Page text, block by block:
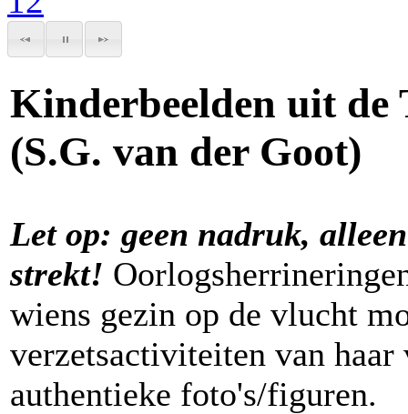
Kinderbeelden uit de
(S.G. van der Goot)
Let op: geen nadruk,
strekt!
wiens gezin op de vlucht
verzetsactiviteiten van haar
authentieke foto's/figuren.